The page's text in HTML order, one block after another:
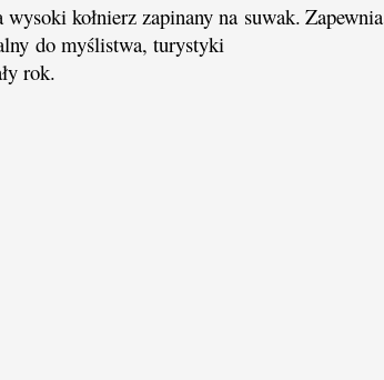
wysoki kołnierz zapinany na suwak. Zapewnia
do myślistwa, turystyki
rok.